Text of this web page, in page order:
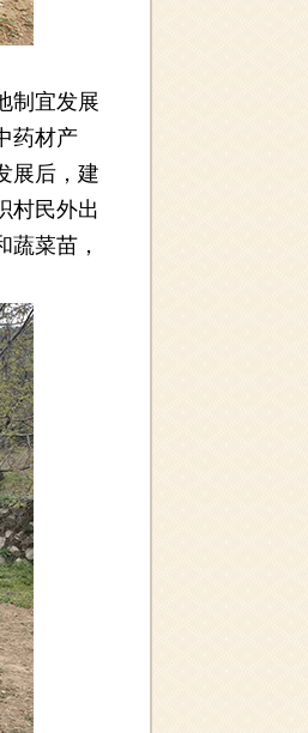
制宜发展
药材产
展后，建
村民外出
菜苗，